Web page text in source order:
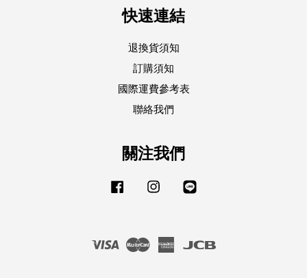
快速連結
退換貨須知
訂購須知
國際運費參考表
聯絡我們
關注我們
Facebook Instagram
Visa Master
American